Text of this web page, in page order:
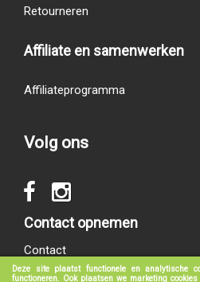
Deze site plaatst functionele en analytische
functioneren. Ook plaatsen we marketing
Retourneren
Affiliate en samenwerken
Affiliateprogramma
Volg ons
Contact opnemen
Contact